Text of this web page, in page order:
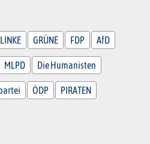
GRÜNE FDP AfD
MLPD Die Humanisten
ÖDP PIRATEN